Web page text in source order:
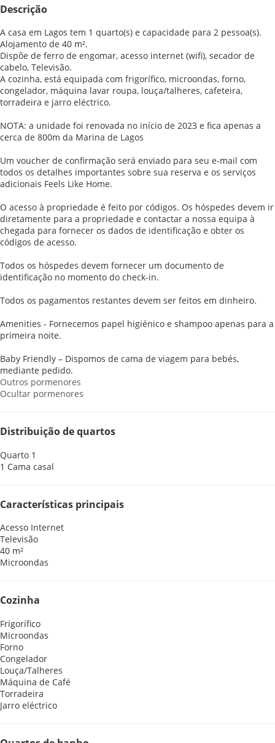
Descrição
A casa em Lagos tem 1 quarto(s) e capacidade para 2 pessoa(s).
Alojamento de 40 m².
Dispõe de ferro de engomar, acesso internet (wifi), secador de
cabelo, Televisão.
A cozinha, está equipada com frigorífico, microondas, forno,
congelador, máquina lavar roupa, louça/talheres, cafeteira,
torradeira e jarro eléctrico.
NOTA: a unidade foi renovada no início de 2023 e fica apenas a
cerca de 800m da Marina de Lagos
Um voucher de confirmação será enviado para seu e-mail com
todos os detalhes importantes sobre sua reserva e os serviços
adicionais Feels Like Home.
O acesso à propriedade é feito por códigos. Os hóspedes devem ir
diretamente para a propriedade e contactar a nossa equipa à
chegada para fornecer os dados de identificação e obter os
códigos de acesso.
Todos os hóspedes devem fornecer um documento de
identificação no momento do check-in.
Todos os pagamentos restantes devem ser feitos em dinheiro.
Amenities - Fornecemos papel higiénico e shampoo apenas para a
primeira noite.
Baby Friendly – Dispomos de cama de viagem para bebés,
mediante pedido.
Outros pormenores
Ocultar pormenores
Distribuição de quartos
Quarto 1
1 Cama casal
Características principais
Acesso Internet
Televisão
40 m²
Microondas
Cozinha
Frigorífico
Microondas
Forno
Congelador
Louça/Talheres
Máquina de Café
Torradeira
Jarro eléctrico